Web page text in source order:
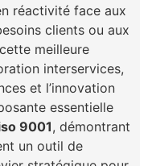
réactivité face aux
clients ou aux
meilleure
interservices,
et l’innovation
essentielle
9001, démontrant
un outil de